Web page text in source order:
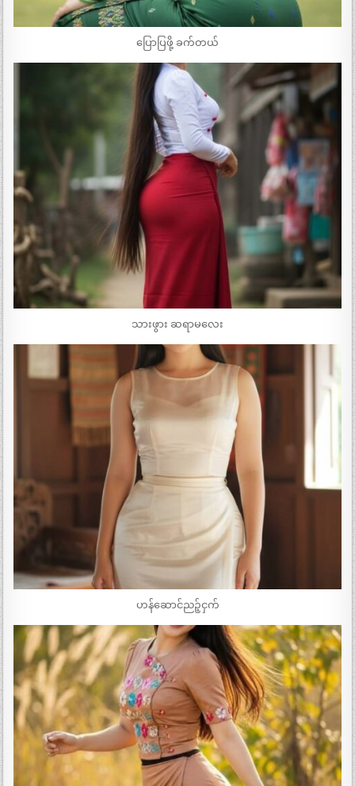
ပြောပြဖို့ ခက်တယ်
သားဖွား ဆရာမလေး
ဟန်ဆောင်ညဉ့်ငှက်